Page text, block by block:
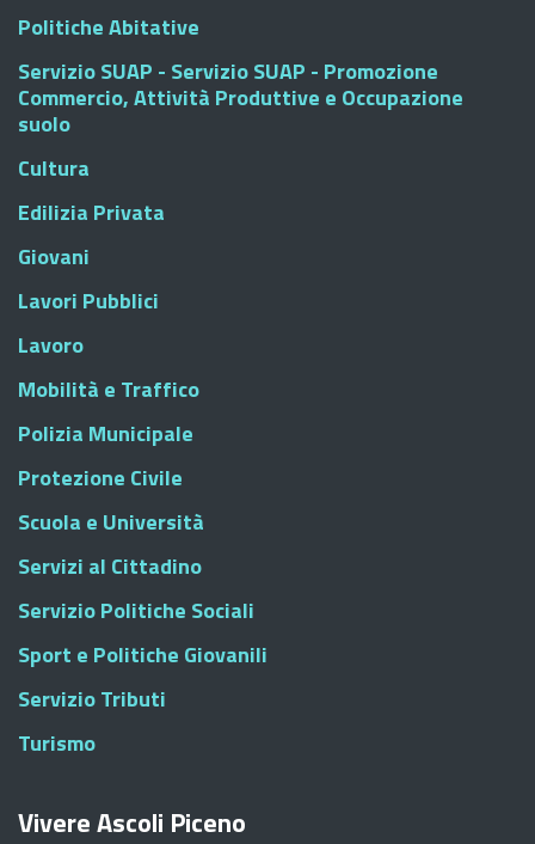
Politiche Abitative
Servizio SUAP - Servizio SUAP - Promozione
Commercio, Attività Produttive e Occupazione
suolo
Cultura
Edilizia Privata
Giovani
Lavori Pubblici
Lavoro
Mobilità e Traffico
Polizia Municipale
Protezione Civile
Scuola e Università
Servizi al Cittadino
Servizio Politiche Sociali
Sport e Politiche Giovanili
Servizio Tributi
Turismo
Vivere Ascoli Piceno